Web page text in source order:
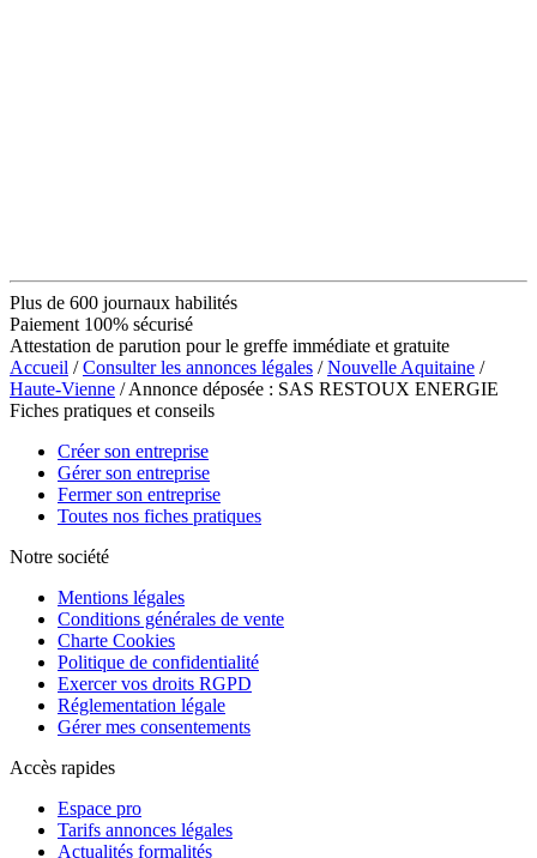
Plus de 600 journaux habilités
Paiement 100% sécurisé
Attestation de parution pour le greffe immédiate et gratuite
Accueil /Consulter les annonces légales /Nouvelle Aquitaine /
Haute-Vienne / Annonce déposée : SAS RESTOUX ENERGIE
Fiches pratiques et conseils
Créer son entreprise
Gérer son entreprise
Fermer son entreprise
Toutes nos fiches pratiques
Notre société
Mentions légales
Conditions générales de vente
Charte Cookies
Politique de confidentialité
Exercer vos droits RGPD
Réglementation légale
Gérer mes consentements
Accès rapides
Espace pro
Tarifs annonces légales
Actualités formalités